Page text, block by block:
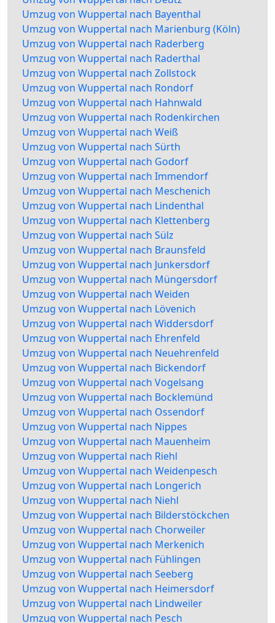
Umzug von Wuppertal nach Bayenthal
Umzug von Wuppertal nach Marienburg (Köln)
Umzug von Wuppertal nach Raderberg
Umzug von Wuppertal nach Raderthal
Umzug von Wuppertal nach Zollstock
Umzug von Wuppertal nach Rondorf
Umzug von Wuppertal nach Hahnwald
Umzug von Wuppertal nach Rodenkirchen
Umzug von Wuppertal nach Weiß
Umzug von Wuppertal nach Sürth
Umzug von Wuppertal nach Godorf
Umzug von Wuppertal nach Immendorf
Umzug von Wuppertal nach Meschenich
Umzug von Wuppertal nach Lindenthal
Umzug von Wuppertal nach Klettenberg
Umzug von Wuppertal nach Sülz
Umzug von Wuppertal nach Braunsfeld
Umzug von Wuppertal nach Junkersdorf
Umzug von Wuppertal nach Müngersdorf
Umzug von Wuppertal nach Weiden
Umzug von Wuppertal nach Lövenich
Umzug von Wuppertal nach Widdersdorf
Umzug von Wuppertal nach Ehrenfeld
Umzug von Wuppertal nach Neuehrenfeld
Umzug von Wuppertal nach Bickendorf
Umzug von Wuppertal nach Vogelsang
Umzug von Wuppertal nach Bocklemünd
Umzug von Wuppertal nach Ossendorf
Umzug von Wuppertal nach Nippes
Umzug von Wuppertal nach Mauenheim
Umzug von Wuppertal nach Riehl
Umzug von Wuppertal nach Weidenpesch
Umzug von Wuppertal nach Longerich
Umzug von Wuppertal nach Niehl
Umzug von Wuppertal nach Bilderstöckchen
Umzug von Wuppertal nach Chorweiler
Umzug von Wuppertal nach Merkenich
Umzug von Wuppertal nach Fühlingen
Umzug von Wuppertal nach Seeberg
Umzug von Wuppertal nach Heimersdorf
Umzug von Wuppertal nach Lindweiler
Umzug von Wuppertal nach Pesch